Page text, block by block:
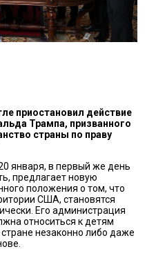
приостановил действие
Трампа, призванного
страны по праву
января, в первый же день
предлагает новую
положения о том, что
США, становятся
Его администрация
относиться к детям
незаконно либо даже